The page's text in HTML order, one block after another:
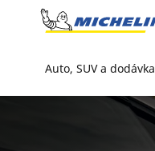
Go to page content
Auto, SUV a dodávka